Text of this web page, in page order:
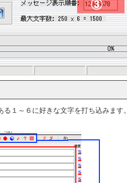
る１～６に好きな文字を打ち込みます。